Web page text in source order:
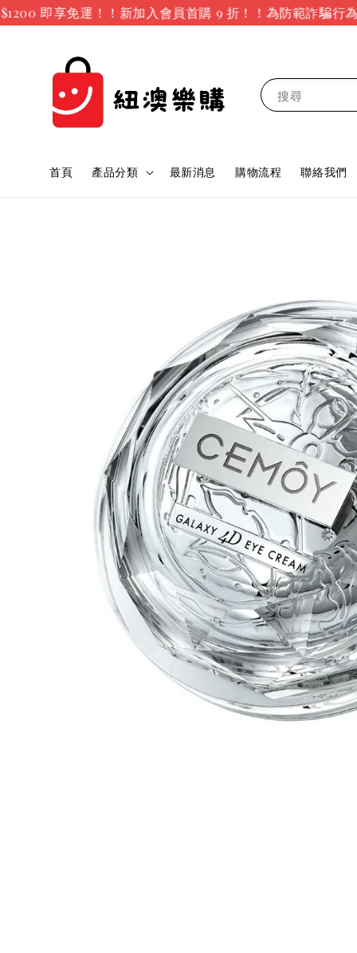
即享免運！！新加入會員首購 9 折！！ 為防範詐騙行為
搜尋
首頁 產品分類 最新消息 購物流程 聯絡我們